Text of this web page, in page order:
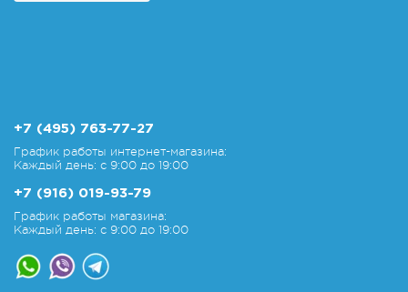
+7 (495) 763-77-27
График работы интернет-магазина:
Каждый день: с 9:00 до 19:00
+7 (916) 019-93-79
График работы магазина:
Каждый день: с 9:00 до 19:00